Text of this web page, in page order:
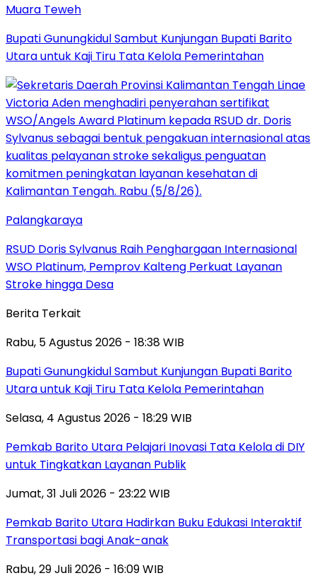
Muara Teweh
Bupati Gunungkidul Sambut Kunjungan Bupati Barito
Utara untuk Kaji Tiru Tata Kelola Pemerintahan
Palangkaraya
RSUD Doris Sylvanus Raih Penghargaan Internasional
WSO Platinum, Pemprov Kalteng Perkuat Layanan
Stroke hingga Desa
Berita Terkait
Rabu, 5 Agustus 2026 - 18:38 WIB
Bupati Gunungkidul Sambut Kunjungan Bupati Barito
Utara untuk Kaji Tiru Tata Kelola Pemerintahan
Selasa, 4 Agustus 2026 - 18:29 WIB
Pemkab Barito Utara Pelajari Inovasi Tata Kelola di DIY
untuk Tingkatkan Layanan Publik
Jumat, 31 Juli 2026 - 23:22 WIB
Pemkab Barito Utara Hadirkan Buku Edukasi Interaktif
Transportasi bagi Anak-anak
Rabu, 29 Juli 2026 - 16:09 WIB